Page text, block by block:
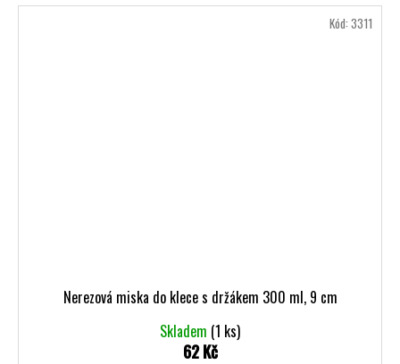
Nerezová miska do klece s držákem 300 ml, 9 cm
Skladem (1 ks)
62 Kč
Kód: 3311